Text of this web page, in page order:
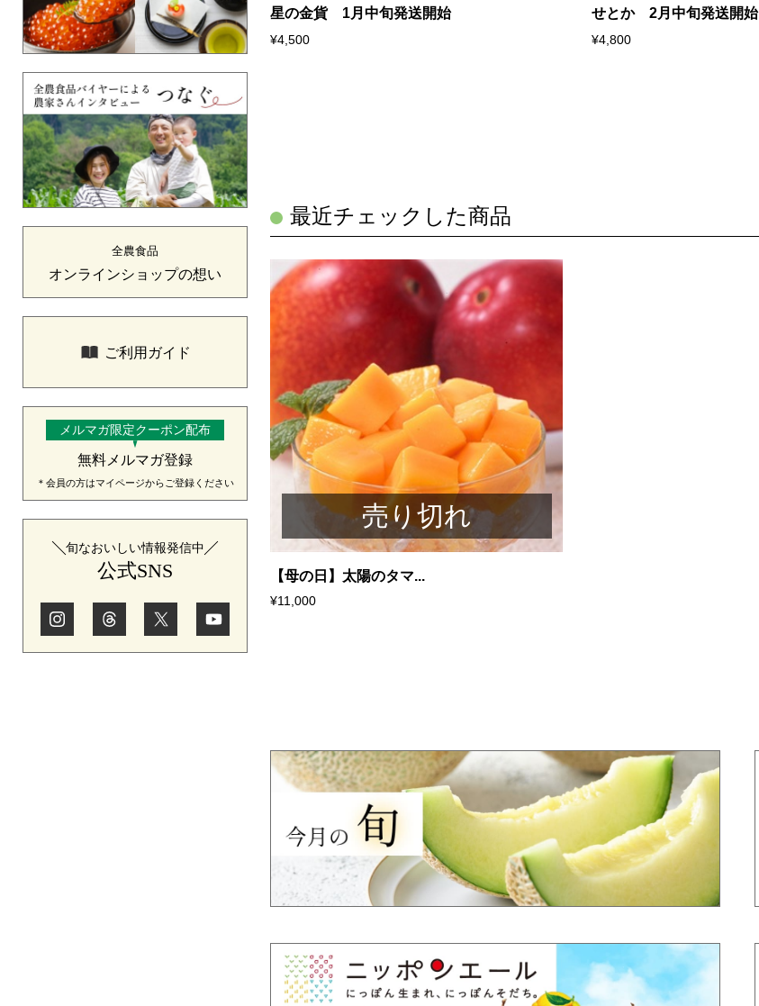
全農食品
オンラインショップの想い
ご利用ガイド
メルマガ限定クーポン配布
無料メルマガ登録
＊会員の方はマイページからご登録ください
旬なおいしい情報発信中
公式SNS
かん（青島みかん）3kg 1月中旬発 星の金貨 1月中旬発送開始
¥4,500
せとか 2月中旬発送開始
¥4,800
最近チェックした商品
売り切れ
【母の日】太陽のタマ...
¥11,000